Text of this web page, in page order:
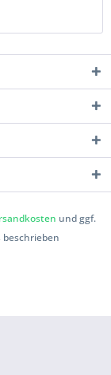
und ggf.